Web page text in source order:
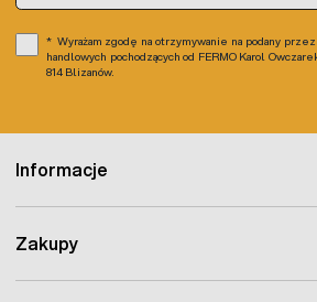
Informacje
Zakupy
Wyrażam zgodę na otrzymywanie na podany
handlowych pochodzących od FERMO Karol
814 Blizanów.